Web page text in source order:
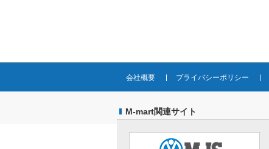
会社概要 プライバシーポリシー
M-mart関連サイト